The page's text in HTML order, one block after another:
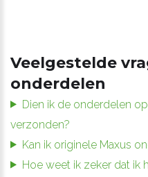
Veelgestelde
onderdelen
Dien ik de onderdelen
verzonden?
Kan ik originele Maxus
Hoe weet ik zeker dat ik